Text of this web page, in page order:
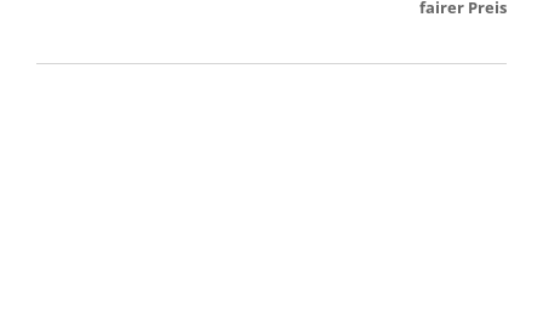
fairer Preis